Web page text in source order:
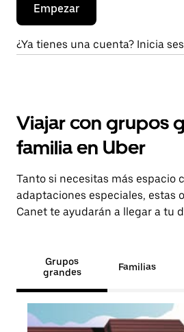
Empezar
¿Ya tienes una cuenta? Inicia
Viajar con grupos
familia en Uber
Tanto si necesitas más espacio
adaptaciones especiales, estas
Canet te ayudarán a llegar a tu
Grupos
grandes
Familias